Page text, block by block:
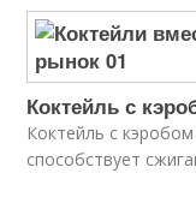
Коктейль с
Коктейль с
способствует